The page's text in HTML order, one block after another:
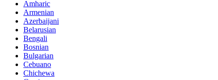
Amharic
Armenian
Azerbaijani
Belarusian
Bengali
Bosnian
Bulgarian
Cebuano
Chichewa